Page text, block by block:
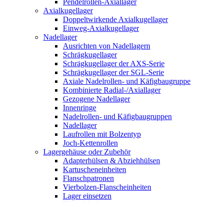
Axialkugellager
Doppeltwirkende Axialkugellager
Einweg-Axialkugellager
Nadellager
Ausrichten von Nadellagern
Schrägkugellager
Schrägkugellager der AXS-Serie
Schrägkugellager der SGL-Serie
Axiale Nadelrollen- und Käfigbaugruppe
Kombinierte Radial-/Axiallager
Gezogene Nadellager
Innenringe
Nadelrollen- und Käfigbaugruppen
Nadellager
Laufrollen mit Bolzentyp
Joch-Kettenrollen
Lagergehäuse oder Zubehör
Adapterhülsen & Abziehhülsen
Kartuscheneinheiten
Flanschpatronen
Vierbolzen-Flanscheinheiten
Lager einsetzen